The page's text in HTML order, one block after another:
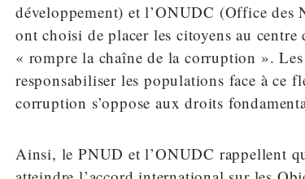
développement) et l’ONUDC (Office des
ont choisi de placer les citoyens au
« rompre la chaîne de la corruption ».
responsabiliser les populations face à ce
corruption s’oppose aux droits
Ainsi, le PNUD et l’ONUDC rappellent